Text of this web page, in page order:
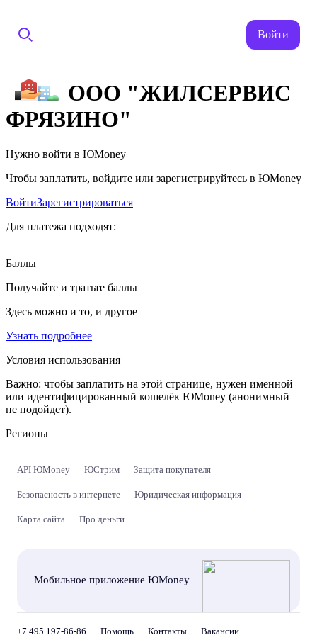
Войти
ООО "ЖИЛСЕРВИС
ФРЯЗИНО"
Нужно войти в ЮMoney
Чтобы заплатить, войдите или зарегистрируйтесь в ЮMoney
ВойтиЗарегистрироваться
Для платежа подходят:
Баллы
Получайте и тратьте баллы
Здесь можно и то, и другое
Узнать подробнее
Условия использования
Важно: чтобы заплатить на этой странице, нужен именной
или идентифицированный кошелёк ЮMoney (анонимный
не подойдет).
Регионы
API ЮMoney ЮСтрим Защита покупателя
Безопасность в интернете Юридическая информация
Карта сайта Про деньги
Мобильное приложение ЮMoney
+7 495 197-86-86 Помощь Контакты Вакансии